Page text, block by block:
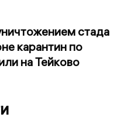
стада
карантин по
на Тейково